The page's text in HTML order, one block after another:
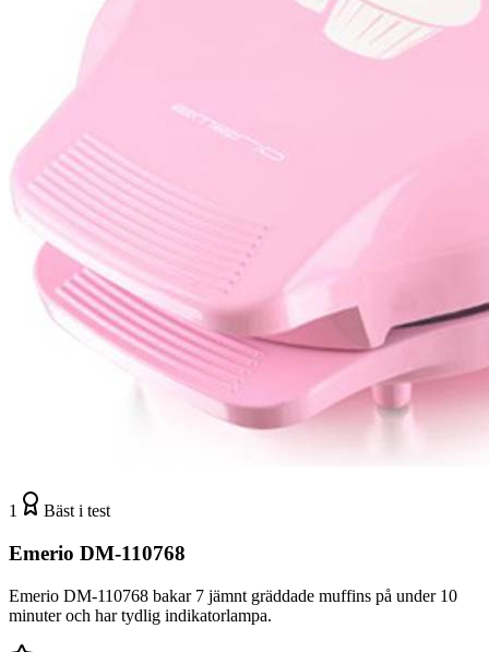
1 Bäst i test
Emerio DM-110768
Emerio DM-110768 bakar 7 jämnt gräddade muffins på under 10
minuter och har tydlig indikatorlampa.